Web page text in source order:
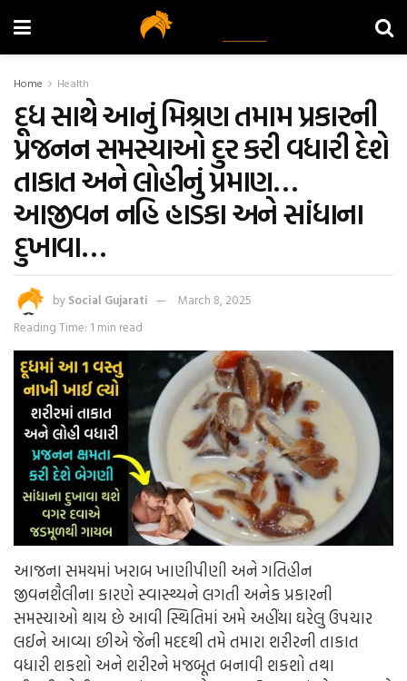
Home Health
દૂધ સાથે આનું મિશ્રણ તમામ પ્રકારની
પ્રજનન સમસ્યાઓ દુર કરી વધારી દેશે
તાકાત અને લોહીનું પ્રમાણ…
આજીવન નહિ હાડકા અને સાંધાના
દુખાવા…
by Social Gujarati
March 8, 2025
Reading Time: 1 min read
આજના સમયમાં ખરાબ ખાણીપીણી અને ગતિહીન
જીવનશૈલીના કારણે સ્વાસ્થ્યને લગતી અનેક પ્રકારની
સમસ્યાઓ થાય છે આવી સ્થિતિમાં અમે અહીંયા ઘરેલુ ઉપચાર
લઈને આવ્યા છીએ જેની મદદથી તમે તમારા શરીરની તાકાત
વધારી શકશો અને શરીરને મજબૂત બનાવી શકશો તથા